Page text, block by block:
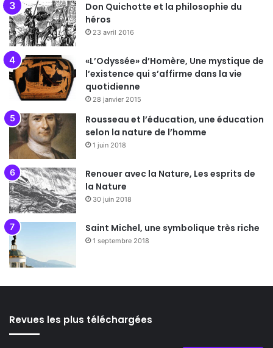
Don Quichotte et la philosophie du
héros
23 avril 2016
«L’Odyssée» d’Homère, Une mystique de
l’existence qui s’affirme dans la vie
quotidienne
28 janvier 2015
Rousseau et l’éducation, une éducation
selon la nature de l’homme
1 juin 2018
Renouer avec la Nature, Les esprits de
la Nature
30 juin 2018
Saint Michel, une symbolique très riche
1 septembre 2018
Revues les plus téléchargées